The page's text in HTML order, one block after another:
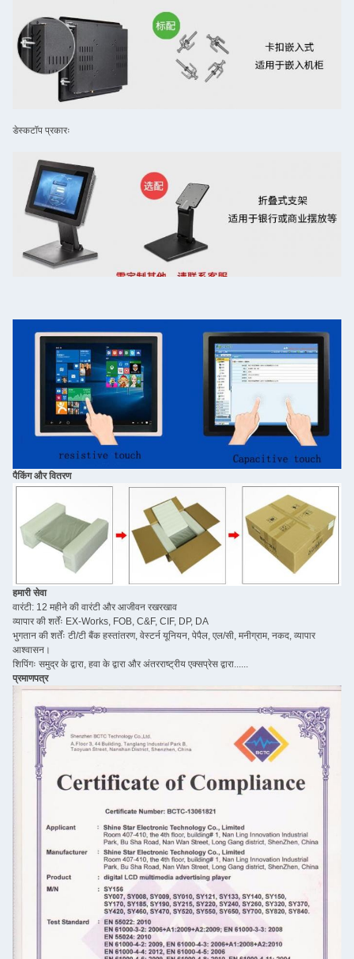
डेस्कटॉप प्रकारः
पैकिंग और वितरण
हमारी सेवा
वारंटी: 12 महीने की वारंटी और आजीवन रखरखाव
व्यापार की शर्तेंः EX-Works, FOB, C&F, CIF, DP, DA
भुगतान की शर्तेंः टी/टी बैंक हस्तांतरण, वेस्टर्न यूनियन, पेपैल, एल/सी, मनीग्राम, नकद, व्यापार
आश्वासन।
शिपिंगः समुद्र के द्वारा, हवा के द्वारा और अंतरराष्ट्रीय एक्सप्रेस द्वारा......
प्रमाणपत्र